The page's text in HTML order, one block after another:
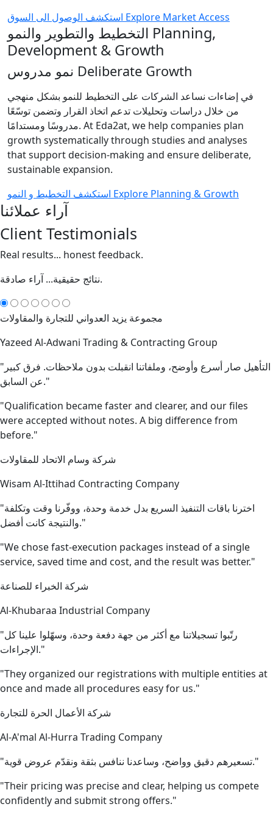
استكشف الوصول الى السوق Explore Market Access
التخطيط والتطوير والنمو Planning,
Development & Growth
نمو مدروس Deliberate Growth
في إضاءات نساعد الشركات على التخطيط للنمو بشكل منهجي
من خلال دراسات وتحليلات تدعم اتخاذ القرار وتضمن توسّعًا
مدروسًا ومستدامًا. At Eda2at, we help companies plan
growth systematically through studies and analyses
that support decision-making and ensure deliberate,
sustainable expansion.
استكشف التخطيط و النمو Explore Planning & Growth
آراء عملائنا
Client Testimonials
Real results... honest feedback.
نتائج حقيقية... آراء صادقة.
مجموعة يزيد العدواني للتجارة والمقاولات
Yazeed Al-Adwani Trading & Contracting Group
"التأهيل صار أسرع وأوضح، وملفاتنا انقبلت بدون ملاحظات. فرق كبير
عن السابق."
"Qualification became faster and clearer, and our files
were accepted without notes. A big difference from
before."
شركة وسام الاتحاد للمقاولات
Wisam Al-Ittihad Contracting Company
"اخترنا باقات التنفيذ السريع بدل خدمة وحدة، ووفّرنا وقت وتكلفة
والنتيجة كانت أفضل."
"We chose fast-execution packages instead of a single
service, saved time and cost, and the result was better."
شركة الخبراء للصناعة
Al-Khubaraa Industrial Company
"رتّبوا تسجيلاتنا مع أكثر من جهة دفعة وحدة، وسهّلوا علينا كل
الإجراءات."
"They organized our registrations with multiple entities at
once and made all procedures easy for us."
شركة الأعمال الحرة للتجارة
Al-A'mal Al-Hurra Trading Company
"تسعيرهم دقيق وواضح، وساعدنا ننافس بثقة ونقدّم عروض قوية."
"Their pricing was precise and clear, helping us compete
confidently and submit strong offers."